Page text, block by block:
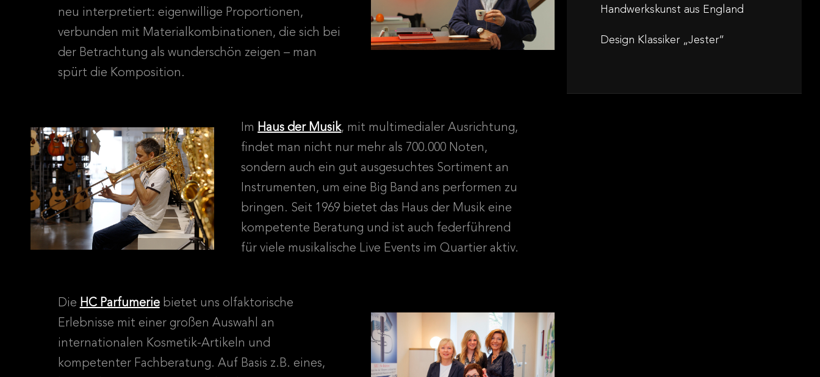
neu interpretiert: eigenwillige Proportionen,
verbunden mit Materialkombinationen, die sich bei
der Betrachtung als wunderschön zeigen – man
spürt die Komposition.
Im Haus der Musik, mit multimedialer Ausrichtung,
findet man nicht nur mehr als 700.000 Noten,
sondern auch ein gut ausgesuchtes Sortiment an
Instrumenten, um eine Big Band ans performen zu
bringen. Seit 1969 bietet das Haus der Musik eine
kompetente Beratung und ist auch federführend
für viele musikalische Live Events im Quartier aktiv.
Die HC Parfumeriebietet uns olfaktorische
Erlebnisse mit einer großen Auswahl an
internationalen Kosmetik-Artikeln und
kompetenter Fachberatung. Auf Basis z.B. eines,
Handwerkskunst aus England
Design Klassiker „Jester“